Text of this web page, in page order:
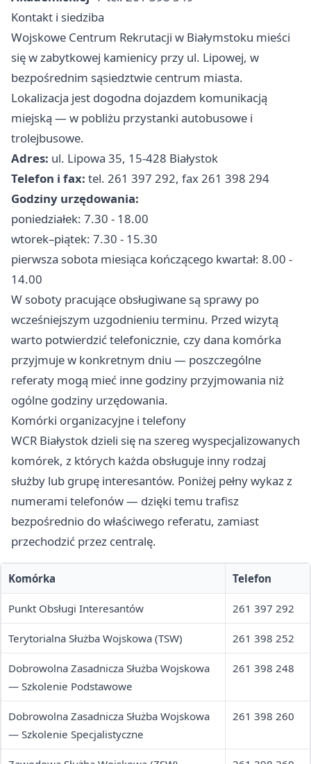
Kontakt i siedziba
Wojskowe Centrum Rekrutacji w Białymstoku mieści
się w zabytkowej kamienicy przy ul. Lipowej, w
bezpośrednim sąsiedztwie centrum miasta.
Lokalizacja jest dogodna dojazdem komunikacją
miejską — w pobliżu przystanki autobusowe i
trolejbusowe.
Adres: ul. Lipowa 35, 15-428 Białystok
Telefon i fax: tel. 261 397 292, fax 261 398 294
Godziny urzędowania:
poniedziałek: 7.30 - 18.00
wtorek–piątek: 7.30 - 15.30
pierwsza sobota miesiąca kończącego kwartał: 8.00 -
14.00
W soboty pracujące obsługiwane są sprawy po
wcześniejszym uzgodnieniu terminu. Przed wizytą
warto potwierdzić telefonicznie, czy dana komórka
przyjmuje w konkretnym dniu — poszczególne
referaty mogą mieć inne godziny przyjmowania niż
ogólne godziny urzędowania.
Komórki organizacyjne i telefony
WCR Białystok dzieli się na szereg wyspecjalizowanych
komórek, z których każda obsługuje inny rodzaj
służby lub grupę interesantów. Poniżej pełny wykaz z
numerami telefonów — dzięki temu trafisz
bezpośrednio do właściwego referatu, zamiast
przechodzić przez centralę.
Komórka Telefon
Punkt Obsługi Interesantów 261 397 292
Terytorialna Służba Wojskowa (TSW) 261 398 252
Dobrowolna Zasadnicza Służba Wojskowa
— Szkolenie Podstawowe
261 398 248
Dobrowolna Zasadnicza Służba Wojskowa
— Szkolenie Specjalistyczne
261 398 260